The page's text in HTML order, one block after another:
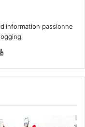
passionne
YouTube